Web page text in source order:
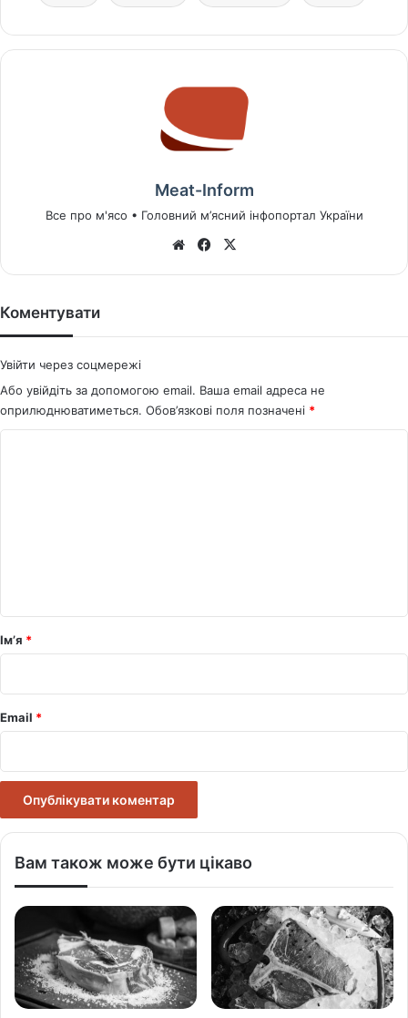
Meat-Inform
Все про м'ясо • Головний м’ясний інфопортал України
We
Fa
Коментувати
Увійти через соцмережі
Або увійдіть за допомогою email. Ваша email адреса не
оприлюднюватиметься. Обов’язкові поля позначені *
рІм’я *
Email *
Вам також може бути цікаво